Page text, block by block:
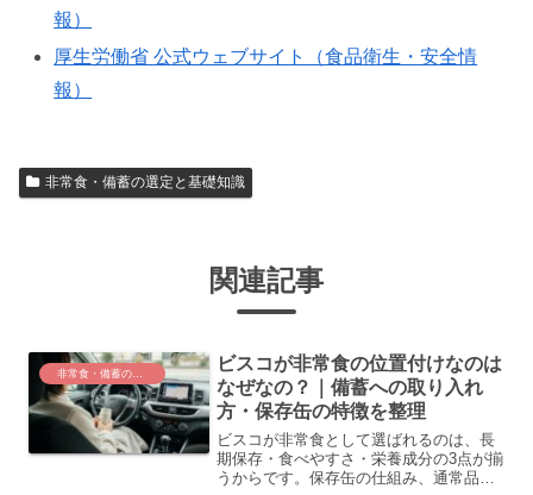
報）
厚生労働省 公式ウェブサイト（食品衛生・安全情
報）
非常食・備蓄の選定と基礎知識
関連記事
ビスコが非常食の位置付けなのは
なぜなの？｜備蓄への取り入れ
方・保存缶の特徴を整理
ビスコが非常食として選ばれるのは、長
期保存・食べやすさ・栄養成分の3点が揃
うからです。保存缶の仕組み、通常品と